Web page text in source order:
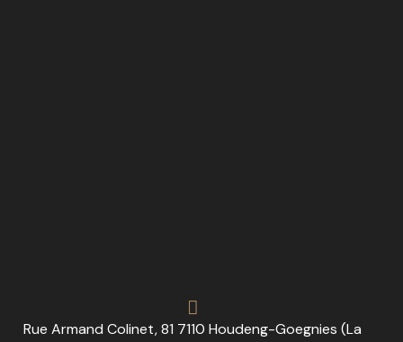
Rue Armand Colinet, 81 7110 Houdeng-Goegnies (La